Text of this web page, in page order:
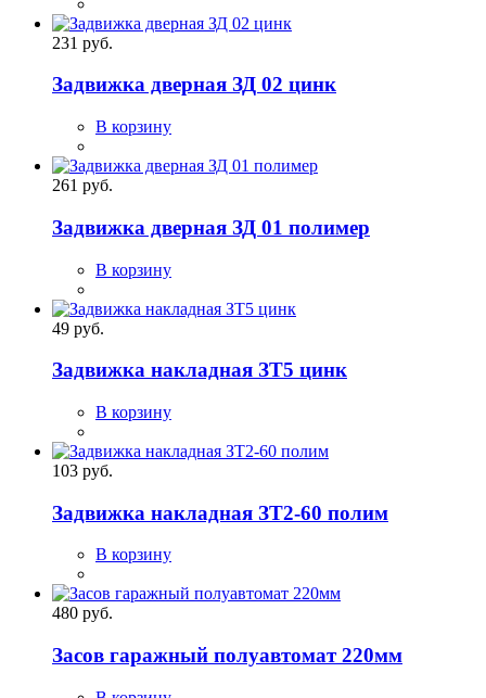
231 руб.
Задвижка дверная ЗД 02 цинк
В корзину
261 руб.
Задвижка дверная ЗД 01 полимер
В корзину
49 руб.
Задвижка накладная ЗТ5 цинк
В корзину
103 руб.
Задвижка накладная ЗТ2-60 полим
В корзину
480 руб.
Засов гаражный полуавтомат 220мм